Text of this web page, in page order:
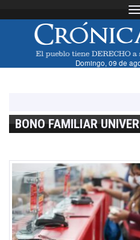
Domingo, 09 de
BONO FAMILIAR